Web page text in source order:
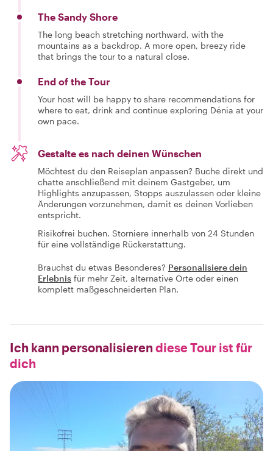
The Sandy Shore
The long beach stretching northward, with the
mountains as a backdrop. A more open, breezy ride
that brings the tour to a natural close.
End of the Tour
Your host will be happy to share recommendations for
where to eat, drink and continue exploring Dénia at your
own pace.
Gestalte es nach deinen Wünschen
Möchtest du den Reiseplan anpassen? Buche direkt und
chatte anschließend mit deinem Gastgeber, um
Highlights anzupassen, Stopps auszulassen oder kleine
Änderungen vorzunehmen, damit es deinen Vorlieben
entspricht.
Risikofrei buchen. Storniere innerhalb von 24 Stunden
für eine vollständige Rückerstattung.
Brauchst du etwas Besonderes? Personalisiere dein
Erlebnis für mehr Zeit, alternative Orte oder einen
komplett maßgeschneiderten Plan.
Ich kann personalisieren diese Tour ist für
dich